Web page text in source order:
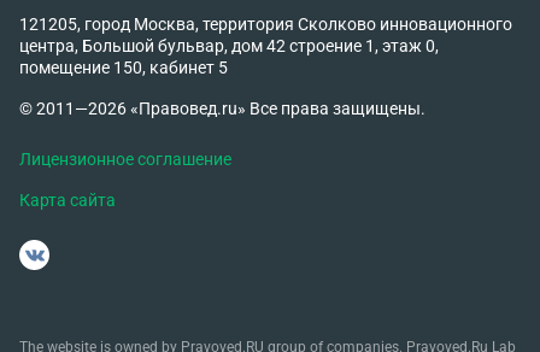
121205, город Москва, территория Сколково инновационного
центра, Большой бульвар, дом 42 строение 1, этаж 0,
помещение 150, кабинет 5
© 2011—2026 «Правовед.ru» Все права защищены.
Лицензионное соглашение
Карта сайта
The website is owned by Pravoved.RU group of companies. Pravoved.Ru Lab